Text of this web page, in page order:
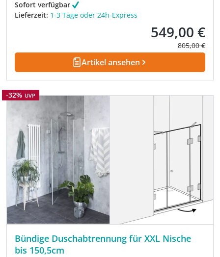
Sofort verfügbar
Lieferzeit: 1-3 Tage oder 24h-Express
Verkaufspreis:
549,00 €
Regulärer
805,00 €
Artikel ansehen
Rabatt
-32% UVP
Bündige Duschabtrennung für XXL Nische
bis 150,5cm